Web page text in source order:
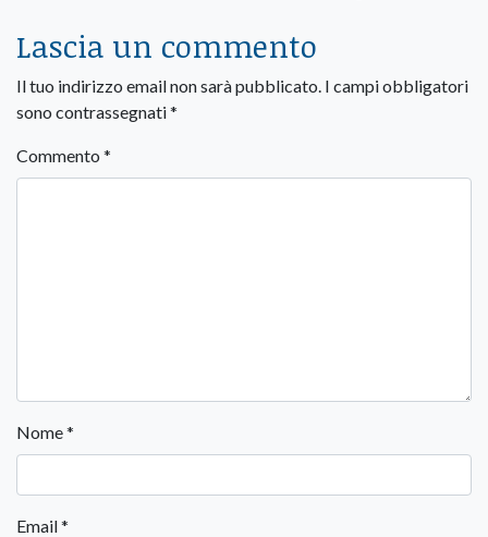
Lascia un commento
Il tuo indirizzo email non sarà pubblicato. I campi obbligatori
sono contrassegnati*
Commento *
Nome*
Email*